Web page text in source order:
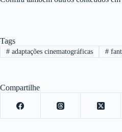
Tags
#adaptações cinematográficas #
Compartilhe